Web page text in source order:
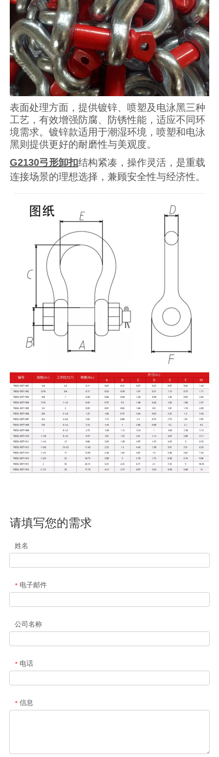
表面处理方面，提供镀锌、喷塑及电泳黑三种
工艺，有效增强防腐、防锈性能，适应不同环
境需求。镀锌款适用于潮湿环境，喷塑和电泳
黑则提供更好的耐磨性与美观度。
G2130弓形卸扣结构紧凑，操作灵活，是重载
连接场景的理想选择，兼顾安全性与经济性。
请填写您的需求
姓名
* 电子邮件
公司名称
* 电话
* 信息